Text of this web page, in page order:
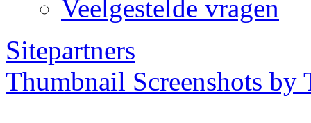
Veelgestelde vragen
Sitepartners
Thumbnail Screenshots by